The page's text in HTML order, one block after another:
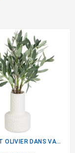
BOUQUET OLIVIER DANS VASE